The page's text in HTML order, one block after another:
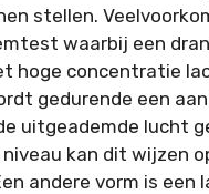
stellen.
waarbij een
hoge concentratie
gedurende een
uitgeademde lucht
niveau kan dit wijzen
andere vorm is een